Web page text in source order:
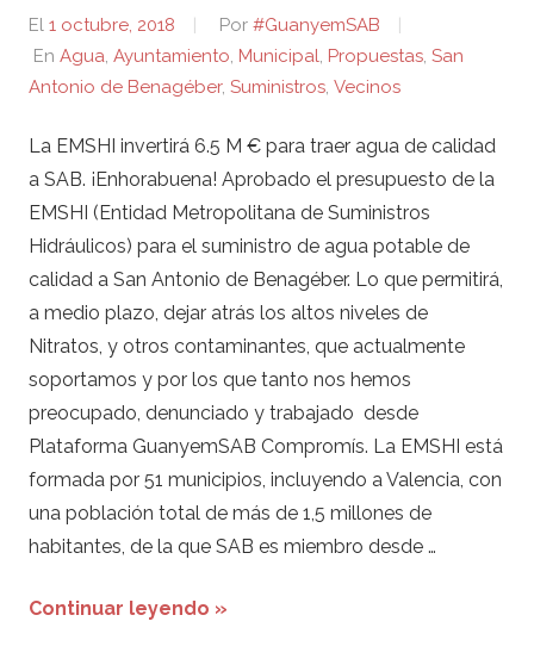
El 1 octubre, 2018 Por #GuanyemSAB
En Agua, Ayuntamiento, Municipal, Propuestas, San
Antonio de Benagéber, Suministros, Vecinos
La EMSHI invertirá 6.5 M € para traer agua de calidad
a SAB. ¡Enhorabuena! Aprobado el presupuesto de la
EMSHI (Entidad Metropolitana de Suministros
Hidráulicos) para el suministro de agua potable de
calidad a San Antonio de Benagéber. Lo que permitirá,
a medio plazo, dejar atrás los altos niveles de
Nitratos, y otros contaminantes, que actualmente
soportamos y por los que tanto nos hemos
preocupado, denunciado y trabajado desde
Plataforma GuanyemSAB Compromís. La EMSHI está
formada por 51 municipios, incluyendo a Valencia, con
una población total de más de 1,5 millones de
habitantes, de la que SAB es miembro desde …
Continuar leyendo »